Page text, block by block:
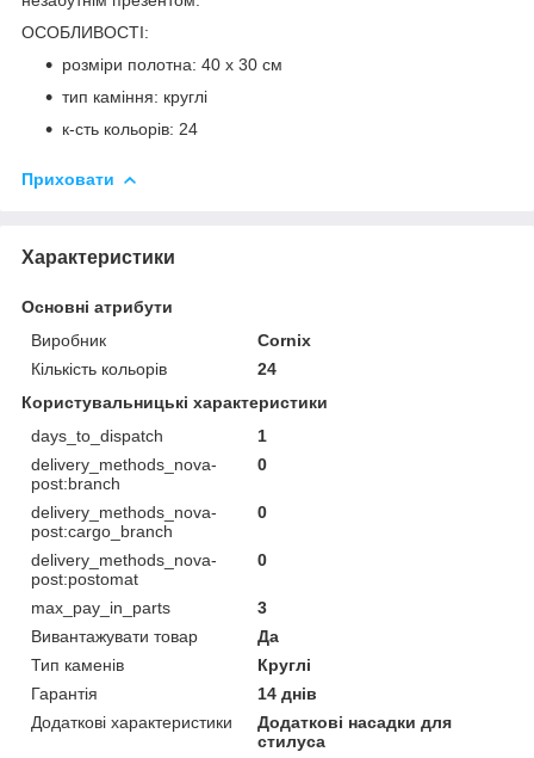
ОСОБЛИВОСТІ:
розміри полотна: 40 x 30 см
тип каміння: круглі
к-сть кольорів: 24
Приховати
Характеристики
Основні атрибути
Виробник
Cornix
Кількість кольорів
24
Користувальницькі характеристики
days_to_dispatch
1
delivery_methods_nova-
post:branch
0
delivery_methods_nova-
post:cargo_branch
0
delivery_methods_nova-
post:postomat
0
max_pay_in_parts
3
Вивантажувати товар
Да
Тип каменів
Круглі
Гарантія
14 днів
Додаткові характеристики
Додаткові насадки для
стилуса